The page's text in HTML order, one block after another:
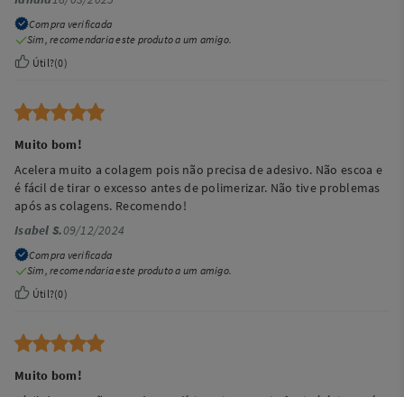
Compra verificada
Sim, recomendaria este produto a um amigo.
Útil?(0)
Muito bom!
Acelera muito a colagem pois não precisa de adesivo. Não escoa e
é fácil de tirar o excesso antes de polimerizar. Não tive problemas
após as colagens. Recomendo!
Isabel S.09/12/2024
Compra verificada
Sim, recomendaria este produto a um amigo.
Útil?(0)
Muito bom!